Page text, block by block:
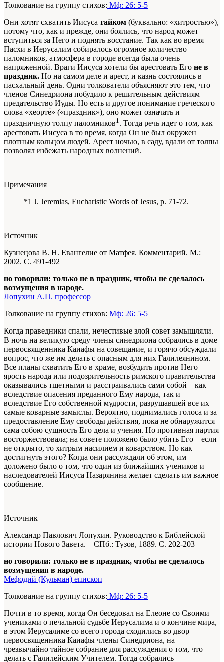
Толкование на группу стихов: Мф: 26: 5-5
Они хотят схватить Иисуса тайком (буквально: «хитростью»),
потому что, как и прежде, они боялись, что народ может
вступиться за Него и поднять восстание. Так как во время
Пасхи в Иерусалим собиралось огромное количество
паломников, атмосфера в городе всегда была очень
напряженной. Враги Иисуса хотели бы арестовать Его не в
праздник. Но на самом деле и арест, и казнь состоялись в
пасхальный день. Одни толкователи объясняют это тем, что
членов Синедриона побудило к решительным действиям
предательство Иуды. Но есть и другое понимание греческого
слова «хеорте́» («праздник»), оно может означать и
праздничную толпу паломников1. Тогда речь идет о том, как
apeстовать Иисуса в то время, когда Он не был окружен
плотным кольцом людей. Арест ночью, в саду, вдали от толпы
позволял избежать народных волнений.
Примечания
*1 J. Jeremias, Eucharistic Words of Jesus, p. 71‑72.
Источник
Кузнецова В. Н. Евангелие от Матфея. Комментарий. М.:
2002. С. 491-492
но говорили: только не в праздник, чтобы не сделалось
возмущения в народе.
Лопухин А.П. профессор
Толкование на группу стихов: Мф: 26: 5-5
Когда праведники спали, нечестивые злой совет замышляли.
В ночь на великую среду члены синедриона собрались в доме
первосвященника Каиафы на совещание, и горячо обсуждали
вопрос, что же им делать с опасным для них Галилеянином.
Все планы схватить Его в храме, возбудить против Него
ярость народа или подозрительность римского правительства
оказывались тщетными и расстраивались сами собой – как
вследствие опасения преданного Ему народа, так и
вследствие Его собственной мудрости, разрушавшей все их
самые коварные замыслы. Вероятно, поднимались голоса и за
предоставление Ему свободы действия, пока не обнаружится
сама собою сущность Его дела и учения. Но противная партия
восторжествовала; на совете поло­жено было убить Его – если
не открыто, то хитрым насилием и коварством. Но как
достигнуть этого? Когда они рассуждали об этом, им
доложено было о том, что один из ближайших учеников и
наследователей Иисуса Назарянина желает сделать им важное
сообщение.
Источник
Александр Павлович Лопухин. Руководство к Библейской
истории Нового Завета. – СПб.: Тузов, 1889. С. 202-203
но говорили: только не в праздник, чтобы не сделалось
возмущения в народе.
Мефодий (Кульман) епископ
Толкование на группу стихов: Мф: 26: 5-5
Почти в то время, когда Он беседовал на Елеоне со Своими
учениками о печальной судьбе Иерусалима и о кончине мира,
в этом Иерусалиме со всего города сходились во двор
первосвященника Каиафы члены Синедриона, на
чрезвычайно тайное собрание для рассуждения о том, что
делать с Галилейским Учителем. Тогда собрались